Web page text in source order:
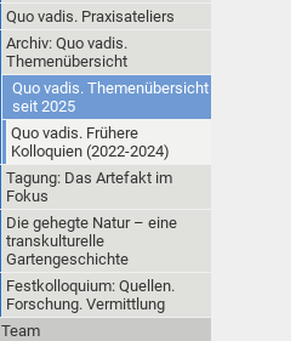
Quo vadis. Praxisateliers
Archiv: Quo vadis.
Themenübersicht
Quo vadis. Themenübersicht
seit 2025
Quo vadis. Frühere
Kolloquien (2022-2024)
Tagung: Das Artefakt im
Fokus
Die gehegte Natur – eine
transkulturelle
Gartengeschichte
Festkolloquium: Quellen.
Forschung. Vermittlung
Team